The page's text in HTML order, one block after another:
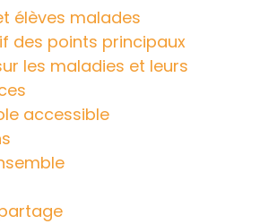
d’une même
selon chaque
d’informations sur un site
personne de ses
professionnelles, civiles
personnes qui
éléments publiés sur le
élèves malades
des points principaux
les maladies et leurs
accessible